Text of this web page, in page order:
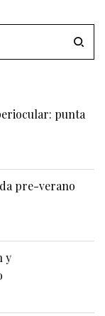
punta
pre-verano
y